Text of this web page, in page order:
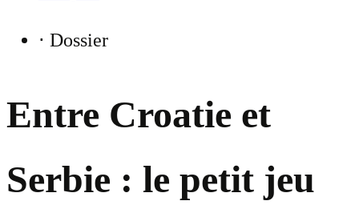
⋅ Dossier
Entre Croatie et
Serbie : le petit jeu